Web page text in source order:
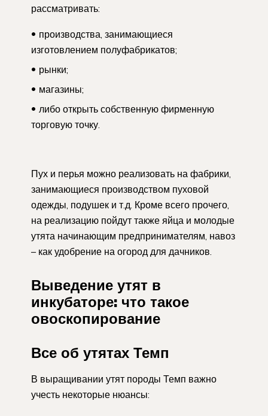
рассматривать:
производства, занимающиеся
изготовлением полуфабрикатов;
рынки;
магазины;
либо открыть собственную фирменную
торговую точку.
Пух и перья можно реализовать на фабрики,
занимающиеся производством пуховой
одежды, подушек и т.д. Кроме всего прочего,
на реализацию пойдут также яйца и молодые
утята начинающим предпринимателям, навоз
– как удобрение на огород для дачников.
Выведение утят в
инкубаторе: что такое
овоскопирование
Все об утятах Темп
В выращивании утят породы Темп важно
учесть некоторые нюансы: